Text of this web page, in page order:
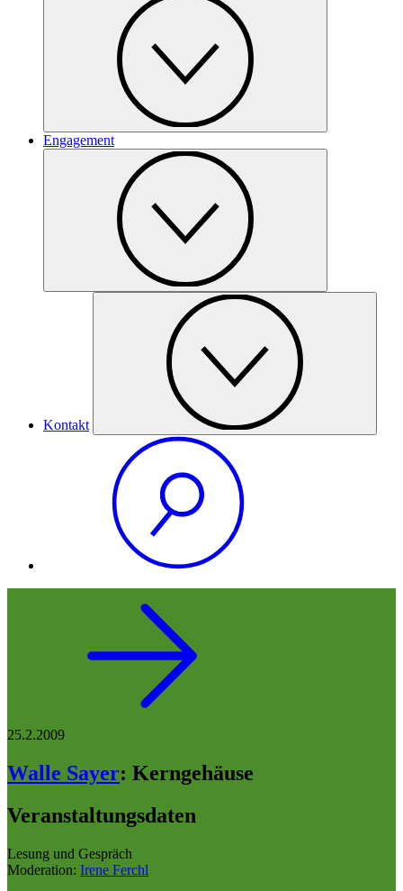
Engagement
Kontakt
25.2.2009
Walle Sayer: Kerngehäuse
Veranstaltungsdaten
Lesung und Gespräch
Moderation: Irene Ferchl